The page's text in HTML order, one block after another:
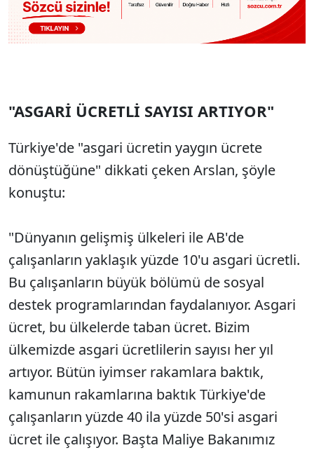
"ASGARİ ÜCRETLİ SAYISI ARTIYOR"
Türkiye'de "asgari ücretin yaygın ücrete
dönüştüğüne" dikkati çeken Arslan, şöyle
konuştu:
"Dünyanın gelişmiş ülkeleri ile AB'de
çalışanların yaklaşık yüzde 10'u asgari ücretli.
Bu çalışanların büyük bölümü de sosyal
destek programlarından faydalanıyor. Asgari
ücret, bu ülkelerde taban ücret. Bizim
ülkemizde asgari ücretlilerin sayısı her yıl
artıyor. Bütün iyimser rakamlara baktık,
kamunun rakamlarına baktık Türkiye'de
çalışanların yüzde 40 ila yüzde 50'si asgari
ücret ile çalışıyor. Başta Maliye Bakanımız